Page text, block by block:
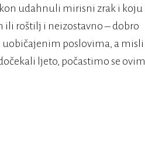
udahnuli mirisni zrak i koju
ili roštilj i neizostavno – dobro
uobičajenim poslovima, a misli
ljeto, počastimo se ovim